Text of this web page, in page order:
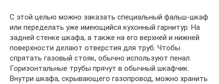
С этой целью можно заказать специальный фальш-шкаф
или переделать уже имеющийся кухонный гарнитур. На
задней стенке шкафа, а также на его верхней и нижней
поверхности делают отверстия для труб. Чтобы
спрятать газовый стояк, обычно используют пенал.
Горизонтальные трубы прячут в обычный шкафчик.
Внутри шкафа, скрывающего газопровод, можно хранить